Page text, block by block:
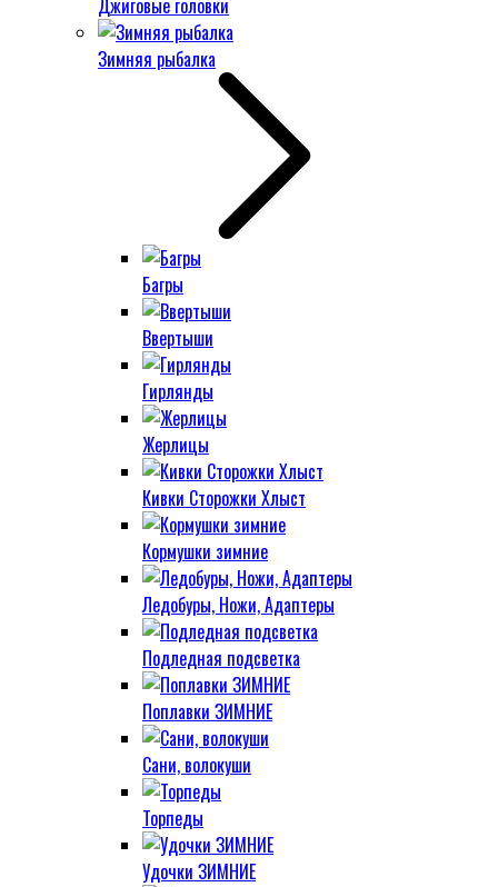
Джиговые головки
Зимняя рыбалка
Багры
Ввертыши
Гирлянды
Жерлицы
Кивки Сторожки Хлыст
Кормушки зимние
Ледобуры, Ножи, Адаптеры
Подледная подсветка
Поплавки ЗИМНИЕ
Сани, волокуши
Торпеды
Удочки ЗИМНИЕ